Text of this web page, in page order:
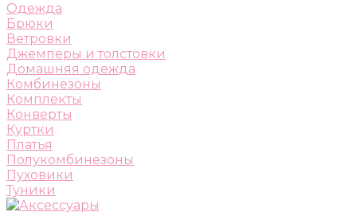
Одежда
Брюки
Ветровки
Джемперы и толстовки
Домашняя одежда
Комбинезоны
Комплекты
Конверты
Куртки
Платья
Полукомбинезоны
Пуховики
Туники